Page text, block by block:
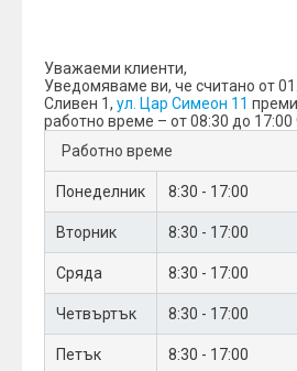
Уважаеми клиенти,
Уведомяваме ви, че считано от
Сливен 1, ул. Цар Симеон 11
работно време – от 08:30 до 17:00
Работно време
Понеделник 8:30 - 17:00
Вторник 8:30 - 17:00
Сряда 8:30 - 17:00
Четвъртък 8:30 - 17:00
Петък 8:30 - 17:00